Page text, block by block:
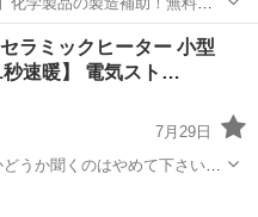
》 詳細情報 ★化学
ラミックヒーター 小型
秒速暖】 電気スト…
7月29日
うか聞くのはやめて下さい。